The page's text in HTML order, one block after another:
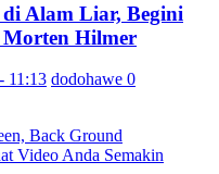
Alam Liar, Begini
Morten Hilmer
11:13 dodohawe 0